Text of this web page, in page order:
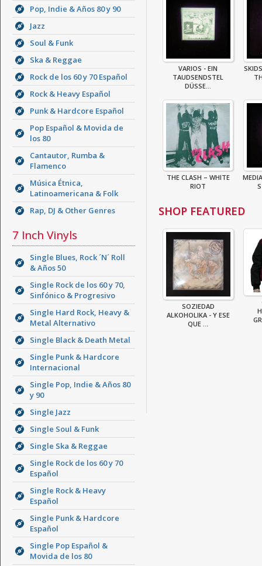
Pop, Indie & Años 80 y 90
Jazz
Soul & Funk
Ska & Reggae
Rock de los 60 y 70 Español
Rock & Heavy Español
Punk & Hardcore Español
Pop Español & Movida de
los 80
Cantautor, Rumba &
Flamenco
Música Étnica,
Latinoamericana & Folk
Rap, DJ & Other Genres
7 Inch Vinyls
Single Blues, Rock ´N´ Roll
& Años 50
Single Rock de los 60 y 70,
Sinfónico & Progresivo
Single Hard Rock, Heavy &
Metal Alternativo
Single Black & Death Metal
Single Punk & Hardcore
Internacional
Single Pop, Indie & Años 80
y 90
Single Jazz
Single Soul & Funk
Single Ska & Reggae
Single Rock de los 60 y 70
Español
Single Rock & Heavy
Español
Single Punk & Hardcore
Español
Single Pop Español &
Movida de los 80
VARIOS - EIN
TAUDSENDSTEL
DÜSSE...
THE CLASH – WHITE
RIOT
SHOP FEATURED
SOZIEDAD
ALKOHOLIKA - Y ESE
QUE ...